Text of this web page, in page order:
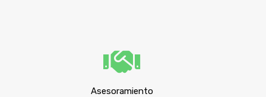
Asesoramiento